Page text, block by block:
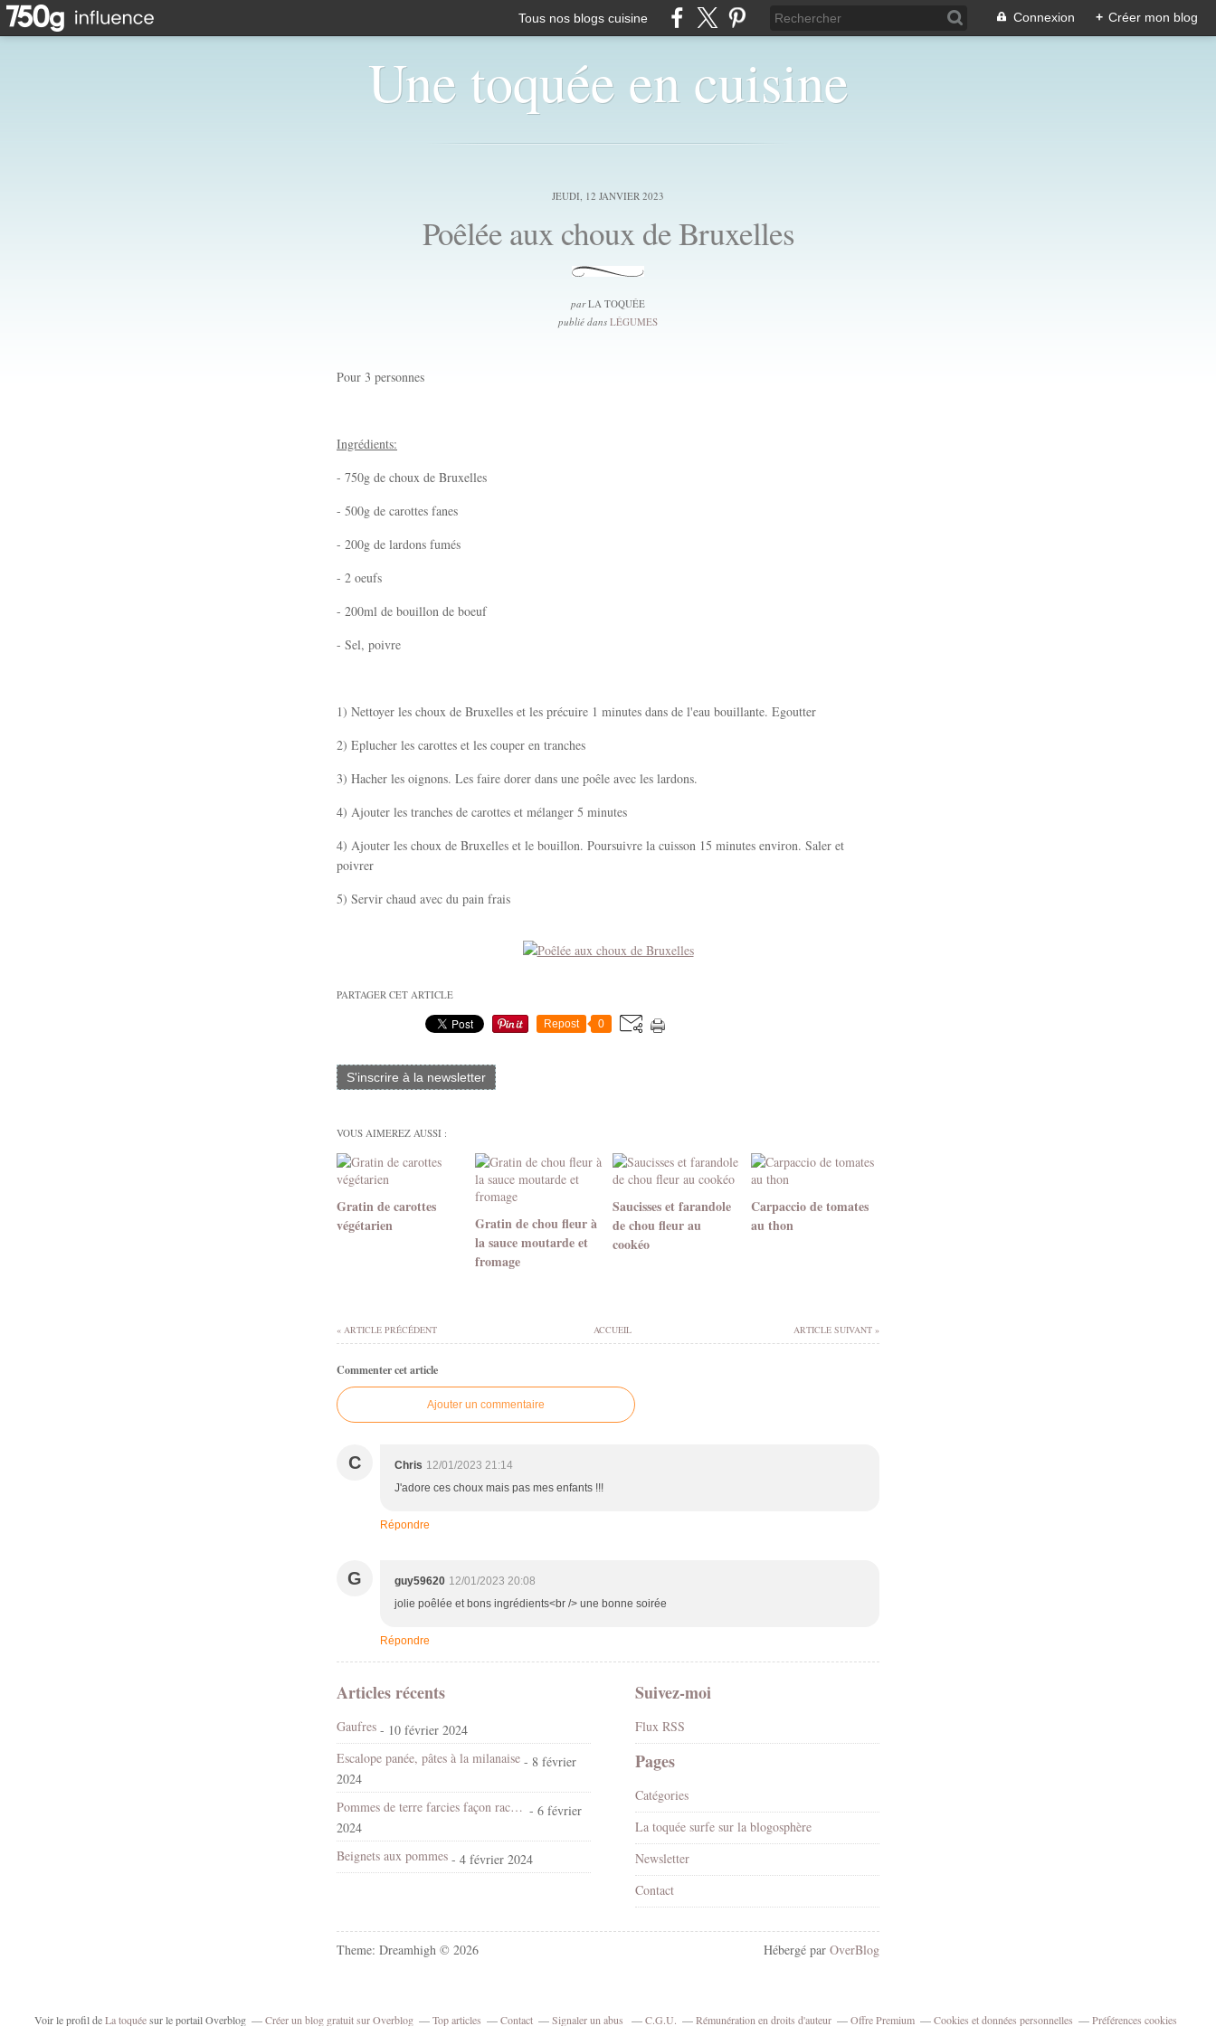
Tous nos blogs cuisine Connexion + Créer mon blog
Une toquée en cuisine
JEUDI, 12 JANVIER 2023
Poêlée aux choux de Bruxelles
parLA TOQUÉE
publié dans LÉGUMES
Pour 3 personnes
Ingrédients:
- 750g de choux de Bruxelles
- 500g de carottes fanes
- 200g de lardons fumés
- 2 oeufs
- 200ml de bouillon de boeuf
- Sel, poivre
1) Nettoyer les choux de Bruxelles et les précuire 1 minutes dans de l'eau bouillante. Egoutter
2) Eplucher les carottes et les couper en tranches
3) Hacher les oignons. Les faire dorer dans une poêle avec les lardons.
4) Ajouter les tranches de carottes et mélanger 5 minutes
4) Ajouter les choux de Bruxelles et le bouillon. Poursuivre la cuisson 15 minutes environ. Saler et
poivrer
5) Servir chaud avec du pain frais
PARTAGER CET ARTICLE
Repost 0
S'inscrire à la newsletter
VOUS AIMEREZ AUSSI :
Gratin de carottes
végétarien
Gratin de chou fleur à
la sauce moutarde et
fromage
Saucisses et farandole
de chou fleur au
cookéo
Carpaccio de tomates
au thon
ACCUEIL
« ARTICLE PRÉCÉDENT ARTICLE SUIVANT »
Commenter cet article
Ajouter un commentaire
C Chris 12/01/2023 21:14
J'adore ces choux mais pas mes enfants !!!
Répondre
G guy59620 12/01/2023 20:08
jolie poêlée et bons ingrédients<br /> une bonne soirée
Répondre
Articles récents
Gaufres - 10 février 2024
Escalope panée, pâtes à la milanaise - 8 février
2024
Pommes de terre farcies façon raclette - 6 février
2024
Beignets aux pommes - 4 février 2024
Suivez-moi
Flux RSS
Pages
Catégories
La toquée surfe sur la blogosphère
Newsletter
Contact
Theme: Dreamhigh © 2026 Hébergé par OverBlog
Voir le profil deLa toquéesur le portail Overblog Créer un blog gratuit sur Overblog Top articles Contact Signaler un abus C.G.U. Rémunération en droits d'auteur Offre Premium Cookies et données personnelles Préférences cookies